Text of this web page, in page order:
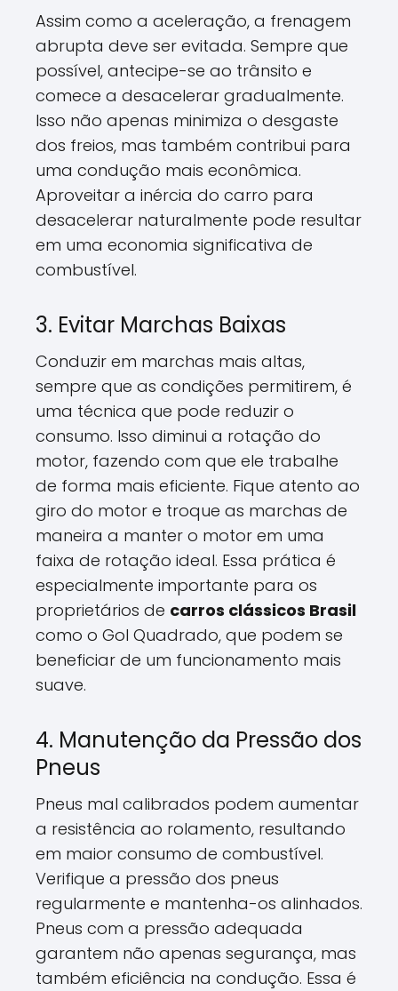
Assim como a aceleração, a frenagem
abrupta deve ser evitada. Sempre que
possível, antecipe-se ao trânsito e
comece a desacelerar gradualmente.
Isso não apenas minimiza o desgaste
dos freios, mas também contribui para
uma condução mais econômica.
Aproveitar a inércia do carro para
desacelerar naturalmente pode resultar
em uma economia significativa de
combustível.
3. Evitar Marchas Baixas
Conduzir em marchas mais altas,
sempre que as condições permitirem, é
uma técnica que pode reduzir o
consumo. Isso diminui a rotação do
motor, fazendo com que ele trabalhe
de forma mais eficiente. Fique atento ao
giro do motor e troque as marchas de
maneira a manter o motor em uma
faixa de rotação ideal. Essa prática é
especialmente importante para os
proprietários de carros clássicos Brasil
como o Gol Quadrado, que podem se
beneficiar de um funcionamento mais
suave.
4. Manutenção da Pressão dos
Pneus
Pneus mal calibrados podem aumentar
a resistência ao rolamento, resultando
em maior consumo de combustível.
Verifique a pressão dos pneus
regularmente e mantenha-os alinhados.
Pneus com a pressão adequada
garantem não apenas segurança, mas
também eficiência na condução. Essa é